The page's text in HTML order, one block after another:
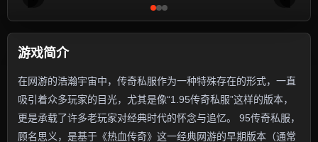
游戏简介
在网游的浩瀚宇宙中，传奇私服作为一种特殊存在的形式，一直
吸引着众多玩家的目光，尤其是像“1.95传奇私服”这样的版本，
更是承载了许多老玩家对经典时代的怀念与追忆。 95传奇私服，
顾名思义，是基于《热血传奇》这一经典网游的早期版本（通常